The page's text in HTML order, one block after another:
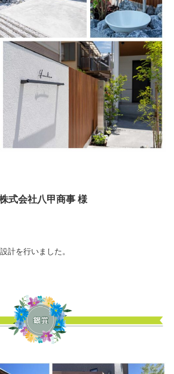
式会社八甲商事 様
計を行いました。